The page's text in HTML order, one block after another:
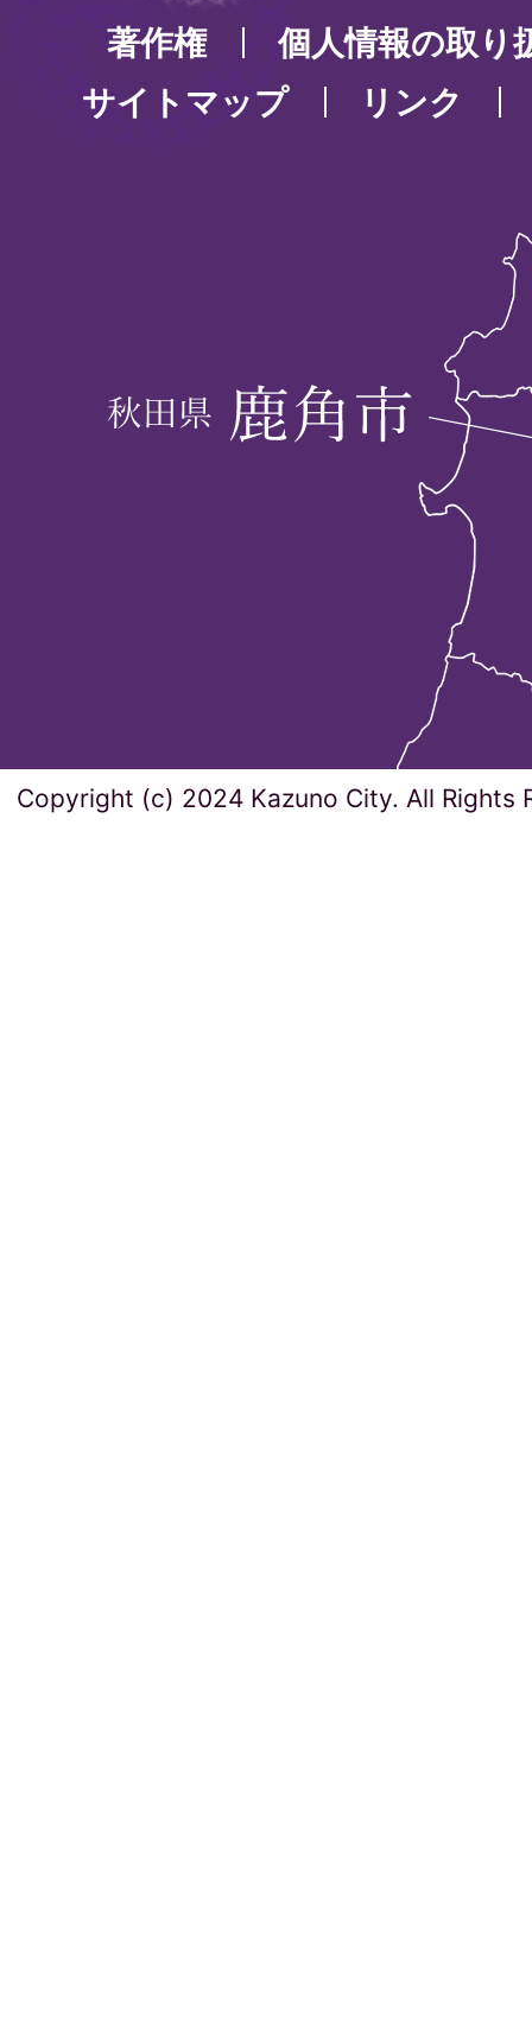
著作権
個人情報の取り
サイトマップ
リンク
Copyright (c) 2024 Kazuno City. All Rights